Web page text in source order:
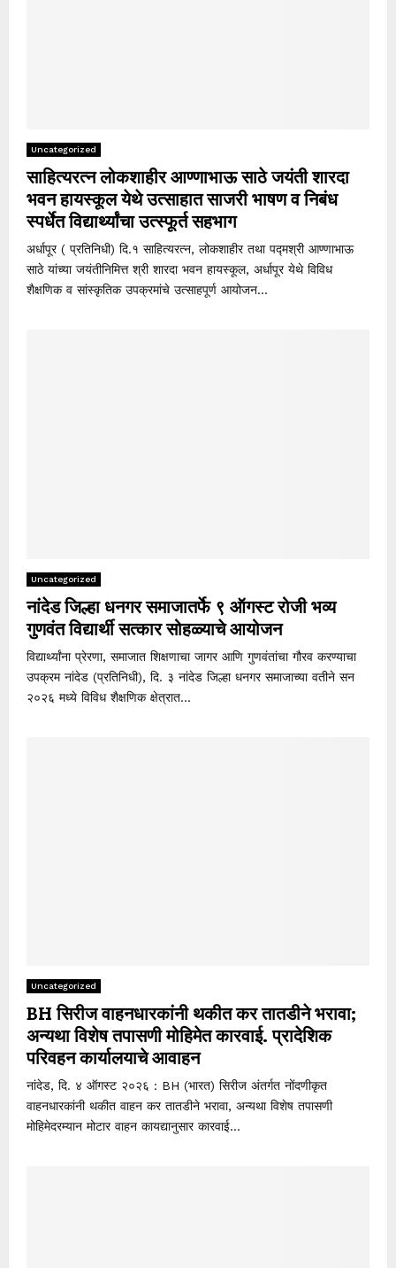
Uncategorized
साहित्यरत्न लोकशाहीर आण्णाभाऊ साठे जयंती शारदा
भवन हायस्कूल येथे उत्साहात साजरी भाषण व निबंध
स्पर्धेत विद्यार्थ्यांचा उत्स्फूर्त सहभाग
अर्धापूर ( प्रतिनिधी) दि.१ साहित्यरत्न, लोकशाहीर तथा पद्मश्री आण्णाभाऊ
साठे यांच्या जयंतीनिमित्त श्री शारदा भवन हायस्कूल, अर्धापूर येथे विविध
शैक्षणिक व सांस्कृतिक उपक्रमांचे उत्साहपूर्ण आयोजन...
Uncategorized
नांदेड जिल्हा धनगर समाजातर्फे ९ ऑगस्ट रोजी भव्य
गुणवंत विद्यार्थी सत्कार सोहळ्याचे आयोजन
विद्यार्थ्यांना प्रेरणा, समाजात शिक्षणाचा जागर आणि गुणवंतांचा गौरव करण्याचा
उपक्रम नांदेड (प्रतिनिधी), दि. ३ नांदेड जिल्हा धनगर समाजाच्या वतीने सन
२०२६ मध्ये विविध शैक्षणिक क्षेत्रात...
Uncategorized
BH सिरीज वाहनधारकांनी थकीत कर तातडीने भरावा;
अन्यथा विशेष तपासणी मोहिमेत कारवाई. प्रादेशिक
परिवहन कार्यालयाचे आवाहन
नांदेड, दि. ४ ऑगस्ट २०२६ : BH (भारत) सिरीज अंतर्गत नोंदणीकृत
वाहनधारकांनी थकीत वाहन कर तातडीने भरावा, अन्यथा विशेष तपासणी
मोहिमेदरम्यान मोटार वाहन कायद्यानुसार कारवाई...